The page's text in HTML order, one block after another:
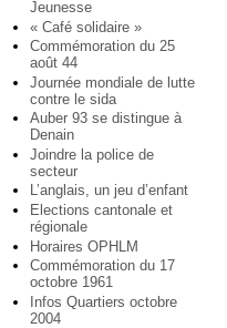
Jeunesse
« Café solidaire »
Commémoration du 25
août 44
Journée mondiale de lutte
contre le sida
Auber 93 se distingue à
Denain
Joindre la police de
secteur
L’anglais, un jeu d’enfant
Elections cantonale et
régionale
Horaires OPHLM
Commémoration du 17
octobre 1961
Infos Quartiers octobre
2004